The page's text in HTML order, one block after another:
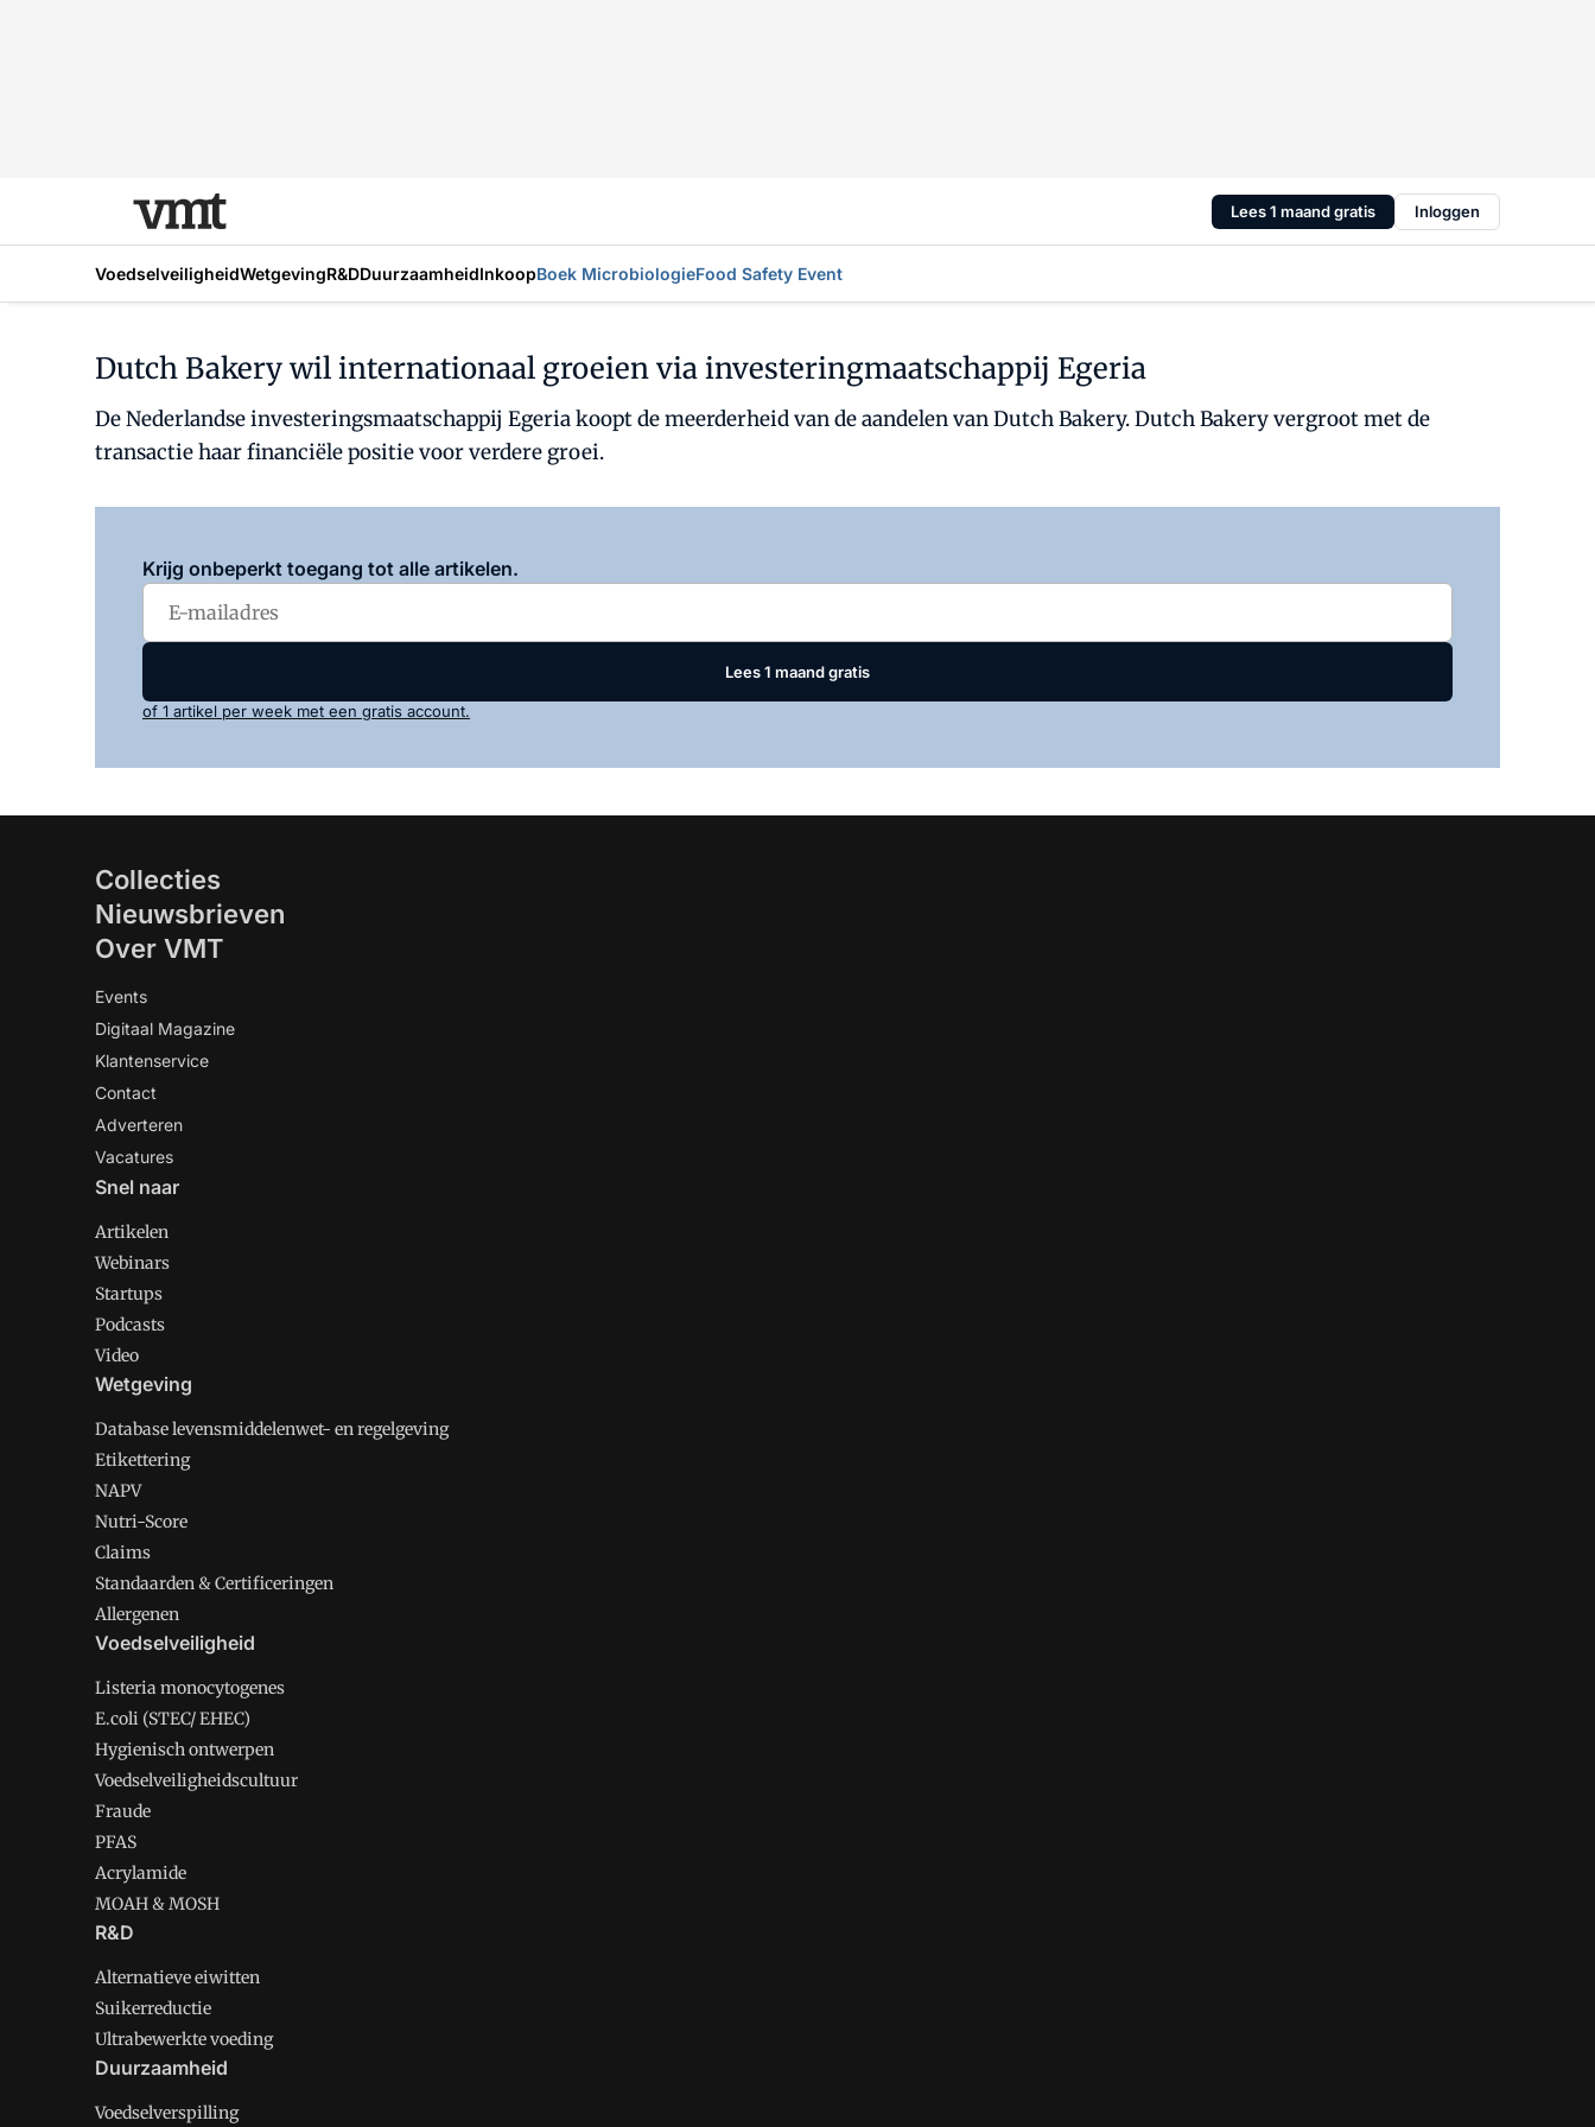
Lees 1 maand gratis Inloggen
VoedselveiligheidWetgevingR&DDuurzaamheidInkoopBoek MicrobiologieFood Safety Event
Dutch Bakery wil internationaal groeien via investeringmaatschappij Egeria
De Nederlandse investeringsmaatschappij Egeria koopt de meerderheid van de aandelen van Dutch Bakery. Dutch Bakery vergroot met de
transactie haar financiële positie voor verdere groei.
Krijg onbeperkt toegang tot alle artikelen.
Lees 1 maand gratis
of 1 artikel per week met een gratis account.
Collecties
Nieuwsbrieven
Over VMT
Events
Digitaal Magazine
Klantenservice
Contact
Adverteren
Vacatures
Snel naar
Artikelen
Webinars
Startups
Podcasts
Video
Wetgeving
Database levensmiddelenwet- en regelgeving
Etikettering
NAPV
Nutri-Score
Claims
Standaarden & Certificeringen
Allergenen
Voedselveiligheid
Listeria monocytogenes
E.coli (STEC/ EHEC)
Hygienisch ontwerpen
Voedselveiligheidscultuur
Fraude
PFAS
Acrylamide
MOAH & MOSH
R&D
Alternatieve eiwitten
Suikerreductie
Ultrabewerkte voeding
Duurzaamheid
Voedselverspilling